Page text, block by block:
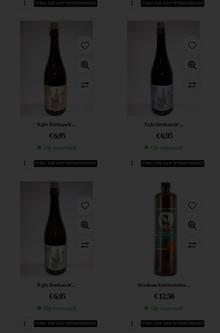
VOEG TOE AAN WINKELWAGEN VOEG TOE AAN WINKELWAGEN
‘Eght Bredaasch’...
€ 6,95
Op voorraad
VOEG TOE AAN WINKELWAGEN
‘Eght Bredaasch’...
€ 6,95
Op voorraad
VOEG TOE AAN WINKELWAGEN
‘Eght Bredaasch’...
€ 6,95
Op voorraad
VOEG TOE AAN WINKELWAGEN
Abraham kruidenbitter...
€12,50
Op voorraad
VOEG TOE AAN WINKELWAGEN